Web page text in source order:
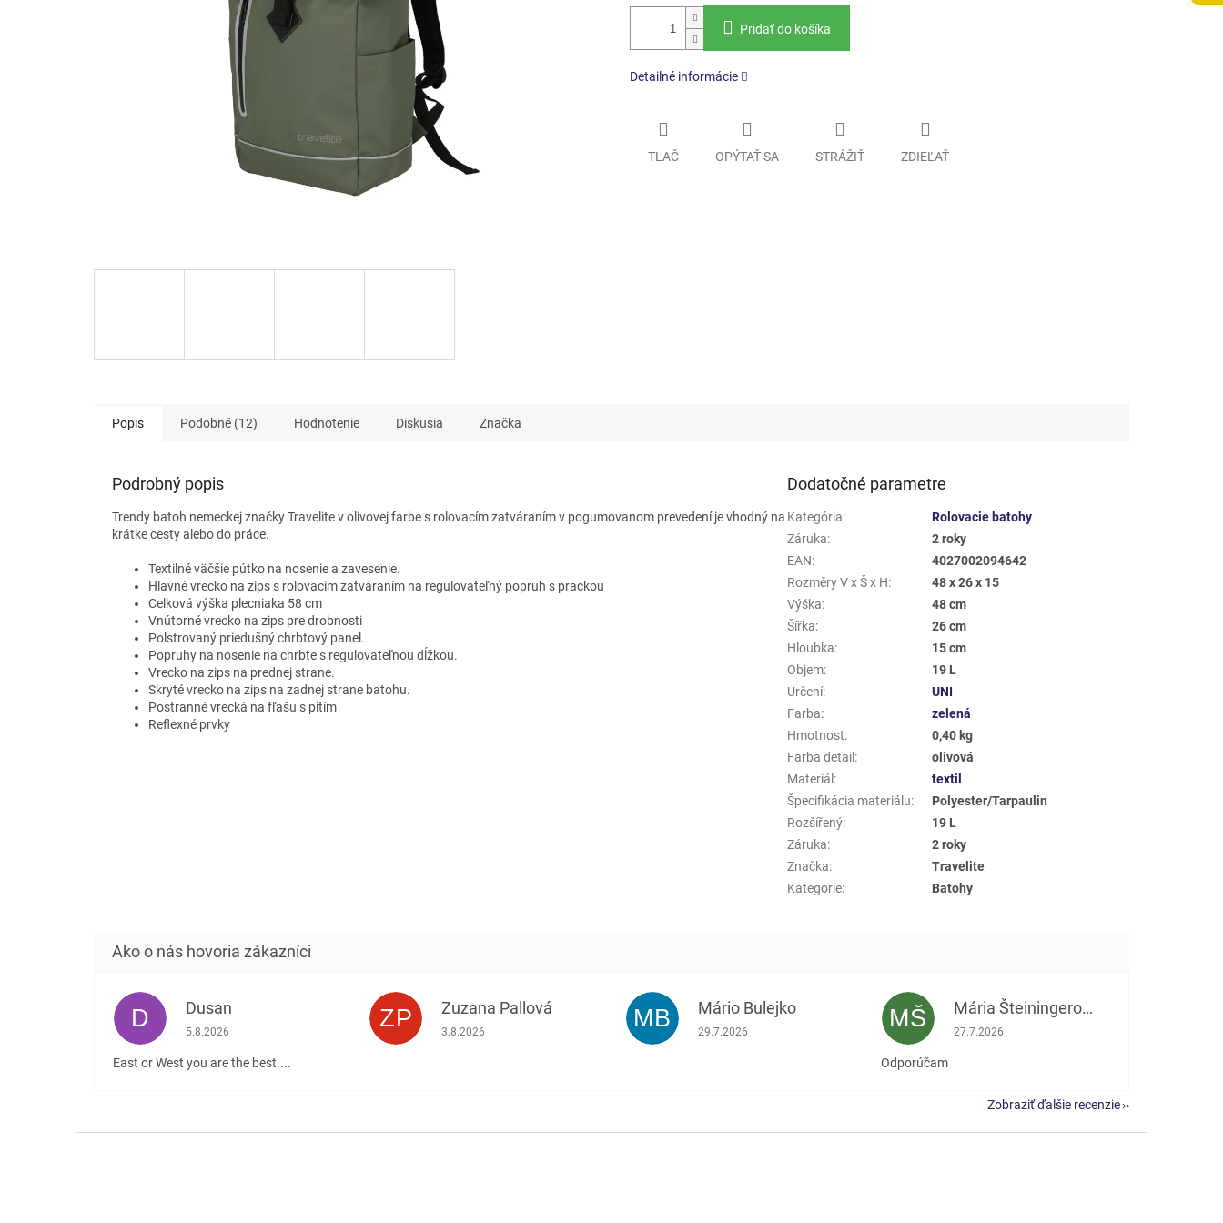
Pridať do košíka
Detailné informácie
TLAČ OPÝTAŤ SA STRÁŽIŤ ZDIEĽAŤ
Popis Podobné (12) Hodnotenie Diskusia Značka
Podrobný popis
Trendy batoh nemeckej značky Travelitev olivovej farbe s rolovacím zatváraním v pogumovanom prevedení je vhodný na
krátke cesty alebo do práce.
Textilné väčšie pútko na nosenie a zavesenie.
Hlavné vrecko na zips s rolovacím zatváraním na regulovateľný popruh s prackou
Celková výška plecniaka 58 cm
Vnútorné vrecko na zips pre drobnosti
Polstrovaný priedušný chrbtový panel.
Popruhy na nosenie na chrbte s regulovateľnou dĺžkou.
Vrecko na zips na prednej strane.
Skryté vrecko na zips na zadnej strane batohu.
Postranné vrecká na fľašu s pitím
Reflexné prvky
Dodatočné parametre
Kategória:
Rolovacie batohy
Záruka:
2 roky
EAN:
4027002094642
Rozměry V x Š x H:
48 x 26 x 15
Výška:
48 cm
Šířka:
26 cm
Hloubka:
15 cm
Objem:
19 L
Určení:
UNI
Farba:
zelená
Hmotnost:
0,40 kg
Farba detail :
olivová
Materiál :
textil
Špecifikácia materiálu:
Polyester/Tarpaulin
Rozšířený:
19 L
Záruka:
2 roky
Značka:
Travelite
Kategorie: Batohy
D Dusan
Hodnotenie obchodu je 5 z 5 hviezdičiek.
5.8.2026
East or West you are the best....
ZP Zuzana Pallová
Hodnotenie obchodu je 5 z 5 hviezdičiek.
3.8.2026 MB Mário Bulejko
Hodnotenie obchodu je 5 z 5 hviezdičiek.
29.7.2026 MŠ Mária Šteiningerová
Hodnotenie obchodu je 5 z 5 hviezdičiek.
27.7.2026
Odporúčam
Zobraziť ďalšie recenzie